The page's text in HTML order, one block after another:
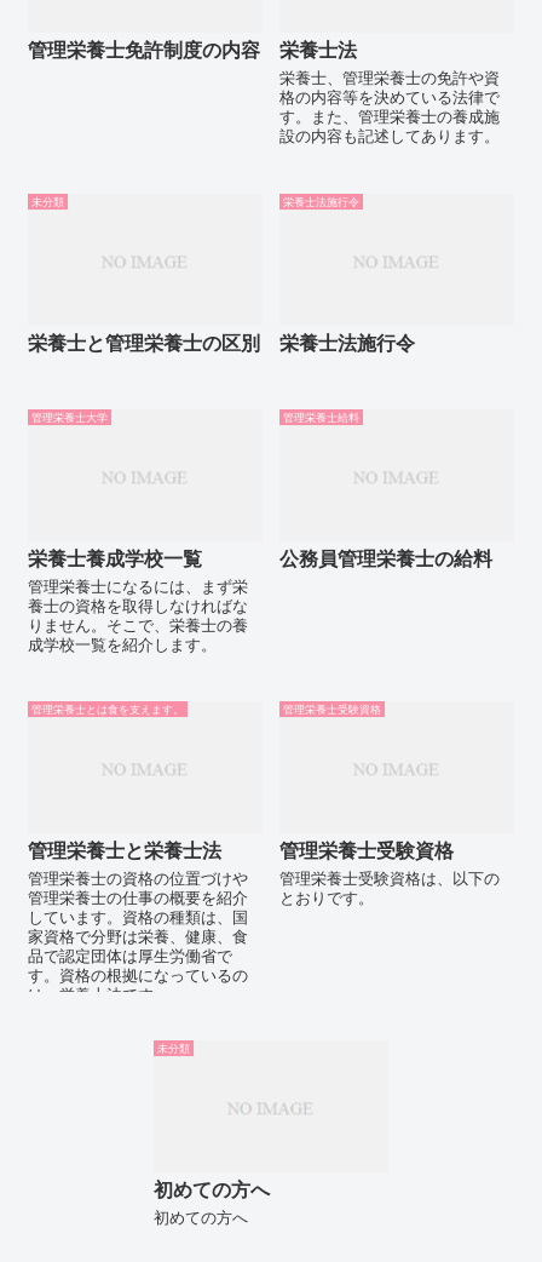
管理栄養士免許制度の内容 栄養士法
栄養士、管理栄養士の免許や資
格の内容等を決めている法律で
す。また、管理栄養士の養成施
設の内容も記述してあります。
未分類
栄養士と管理栄養士の区別
栄養士法施行令
栄養士法施行令
管理栄養士大学
栄養士養成学校一覧
管理栄養士になるには、まず栄
養士の資格を取得しなければな
りません。そこで、栄養士の養
成学校一覧を紹介します。
管理栄養士給料
公務員管理栄養士の給料
管理栄養士とは食を支えます。
管理栄養士と栄養士法
管理栄養士の資格の位置づけや
管理栄養士の仕事の概要を紹介
しています。資格の種類は、国
家資格で分野は栄養、健康、食
品で認定団体は厚生労働省で
す。資格の根拠になっているの
は、栄養士法です。
管理栄養士受験資格
管理栄養士受験資格
管理栄養士受験資格は、以下の
とおりです。
未分類
初めての方へ
初めての方へ